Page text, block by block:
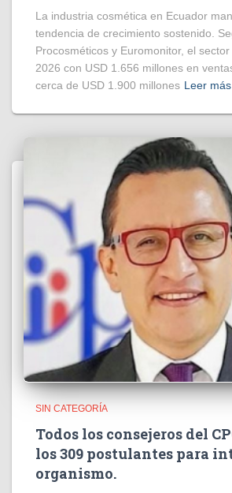
La industria cosmética en Ecuador
tendencia de crecimiento sostenido.
Procosméticos y Euromonitor, el
2026 con USD 1.656 millones en
cerca de USD 1.900 millones Leer más
SIN CATEGORÍA
Todos los consejeros del
los 309 postulantes para
organismo.